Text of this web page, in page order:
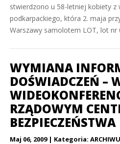
stwierdzono u 58-letniej kobiety z
podkarpackiego, która 2. maja
Warszawy samolotem LOT, lot nr
WYMIANA
DOŚWIADCZEŃ –
RZĄDOWYM
BEZPIECZEŃSTWA
Maj 06, 2009 Kategoria: